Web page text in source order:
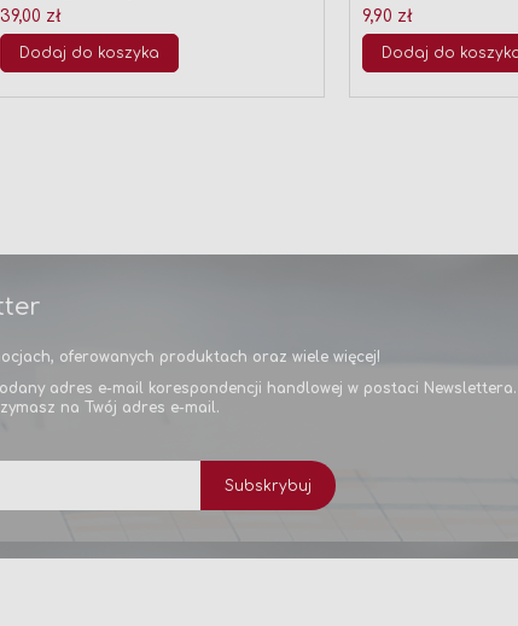
39,00 zł
Dodaj do koszyka
400ml
9,90 zł
Dodaj do
oferowanych produktach oraz wiele więcej!
adres e-mail korespondencji handlowej w postaci
na Twój adres e-mail.
Subskrybuj